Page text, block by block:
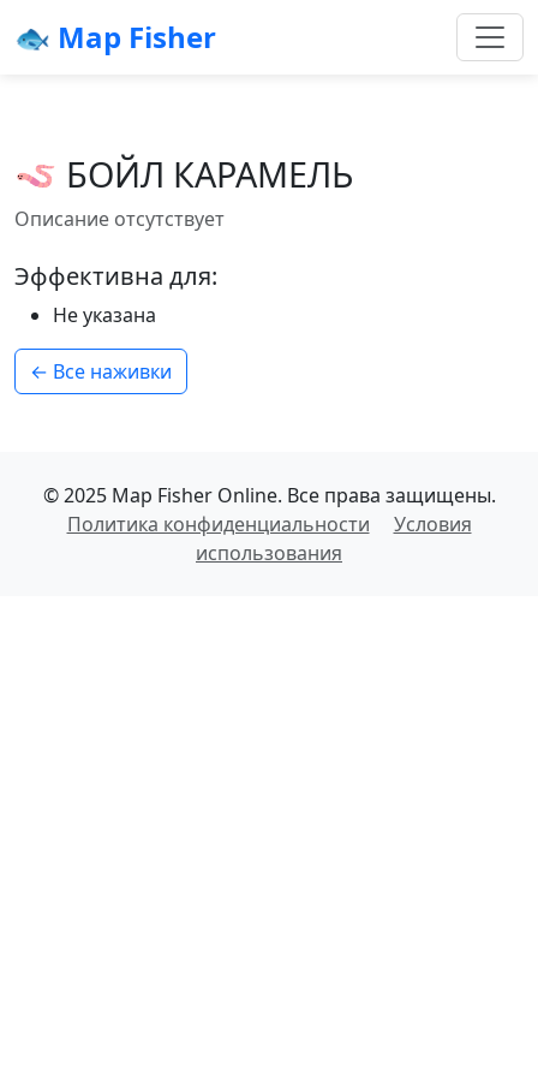
🐟 Map Fisher
🪱 БОЙЛ КАРАМЕЛЬ
Описание отсутствует
Эффективна для:
Не указана
← Все наживки
© 2025 Map Fisher Online. Все права защищены.
Политика конфиденциальности
Условия
использования